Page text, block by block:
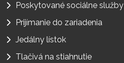
Poskytované sociálne služby
Prijímanie do zariadenia
Jedálny lístok
Tlačivá na stiahnutie